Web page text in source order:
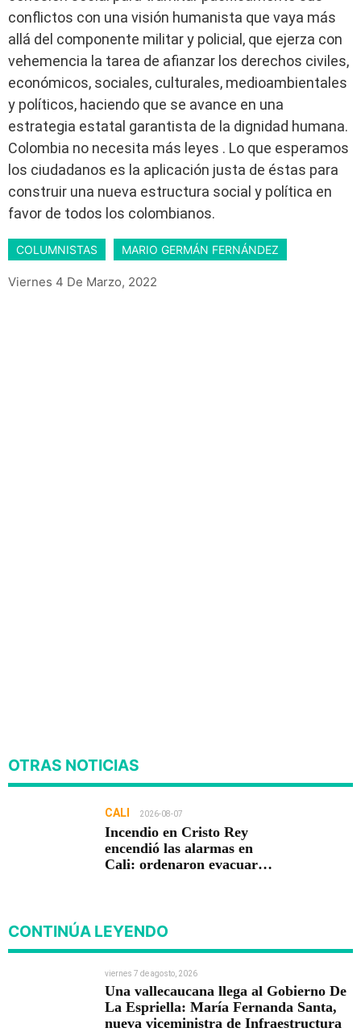
conflictos con una visión humanista que vaya más
allá del componente militar y policial, que ejerza con
vehemencia la tarea de afianzar los derechos civiles,
económicos, sociales, culturales, medioambientales
y políticos, haciendo que se avance en una
estrategia estatal garantista de la dignidad humana.
Colombia no necesita más leyes . Lo que esperamos
los ciudadanos es la aplicación justa de éstas para
construir una nueva estructura social y política en
favor de todos los colombianos.
COLUMNISTAS MARIO GERMÁN FERNÁNDEZ
Viernes 4 De Marzo, 2022
OTRAS NOTICIAS
CALI 2026-08-07
Incendio en Cristo Rey
encendió las alarmas en
Cali: ordenaron evacuar
CONTINÚA LEYENDO
viernes 7 de agosto, 2026
Una vallecaucana llega al Gobierno De
La Espriella: María Fernanda Santa,
nueva viceministra de Infraestructura